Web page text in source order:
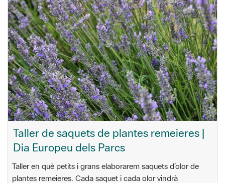
Taller de saquets de plantes remeieres |
Dia Europeu dels Parcs
Taller en què petits i grans elaborarem saquets d’olor de
plantes remeieres. Cada saquet i cada olor vindrà